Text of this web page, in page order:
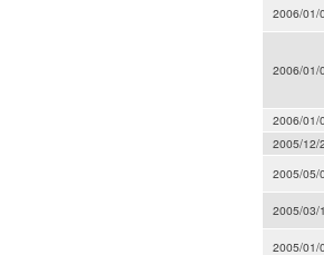
2006/01/
2006/01/
2006/01/
2005/12/
2005/05/
2005/03/
2005/01/